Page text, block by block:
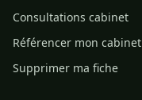
Consultations cabinet
Référencer mon cabinet
Supprimer ma fiche